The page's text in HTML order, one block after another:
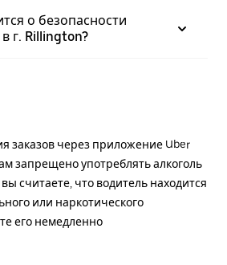
о безопасности
г. Rillington?
заказов через приложение Uber
запрещено употреблять алкоголь
считаете, что водитель находится
или наркотического
его немедленно